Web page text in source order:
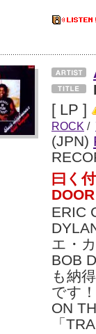
[ LP ]
ROCK /
(JPN)
曰く
ERIC
エ・
BOB
も納
です
ON
「